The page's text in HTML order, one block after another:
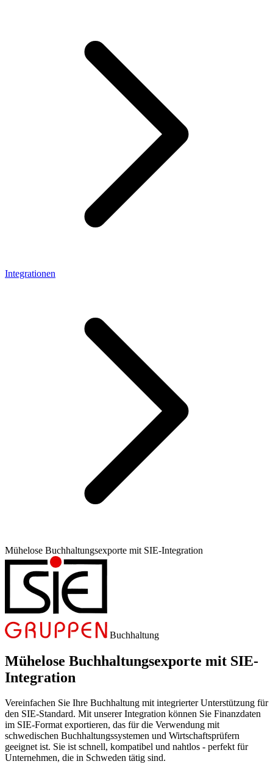
Integrationen
Mühelose Buchhaltungsexporte mit SIE-Integration
Buchhaltung
Mühelose Buchhaltungsexporte mit SIE-
Integration
Vereinfachen Sie Ihre Buchhaltung mit integrierter Unterstützung für
den SIE-Standard. Mit unserer Integration können Sie Finanzdaten
im SIE-Format exportieren, das für die Verwendung mit
schwedischen Buchhaltungssystemen und Wirtschaftsprüfern
geeignet ist. Sie ist schnell, kompatibel und nahtlos - perfekt für
Unternehmen, die in Schweden tätig sind.